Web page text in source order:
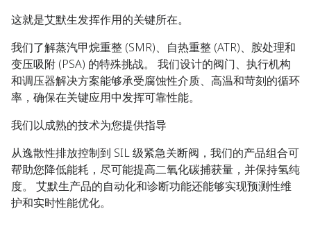
这就是艾默生发挥作用的关键所在。
我们了解蒸汽甲烷重整 (SMR)、自热重整 (ATR)、胺处理和
变压吸附 (PSA) 的特殊挑战。 我们设计的阀门、执行机构
和调压器解决方案能够承受腐蚀性介质、高温和苛刻的循环
率，确保在关键应用中发挥可靠性能。
我们以成熟的技术为您提供指导
从逸散性排放控制到 SIL 级紧急关断阀，我们的产品组合可
帮助您降低能耗，尽可能提高二氧化碳捕获量，并保持氢纯
度。 艾默生产品的自动化和诊断功能还能够实现预测性维
护和实时性能优化。